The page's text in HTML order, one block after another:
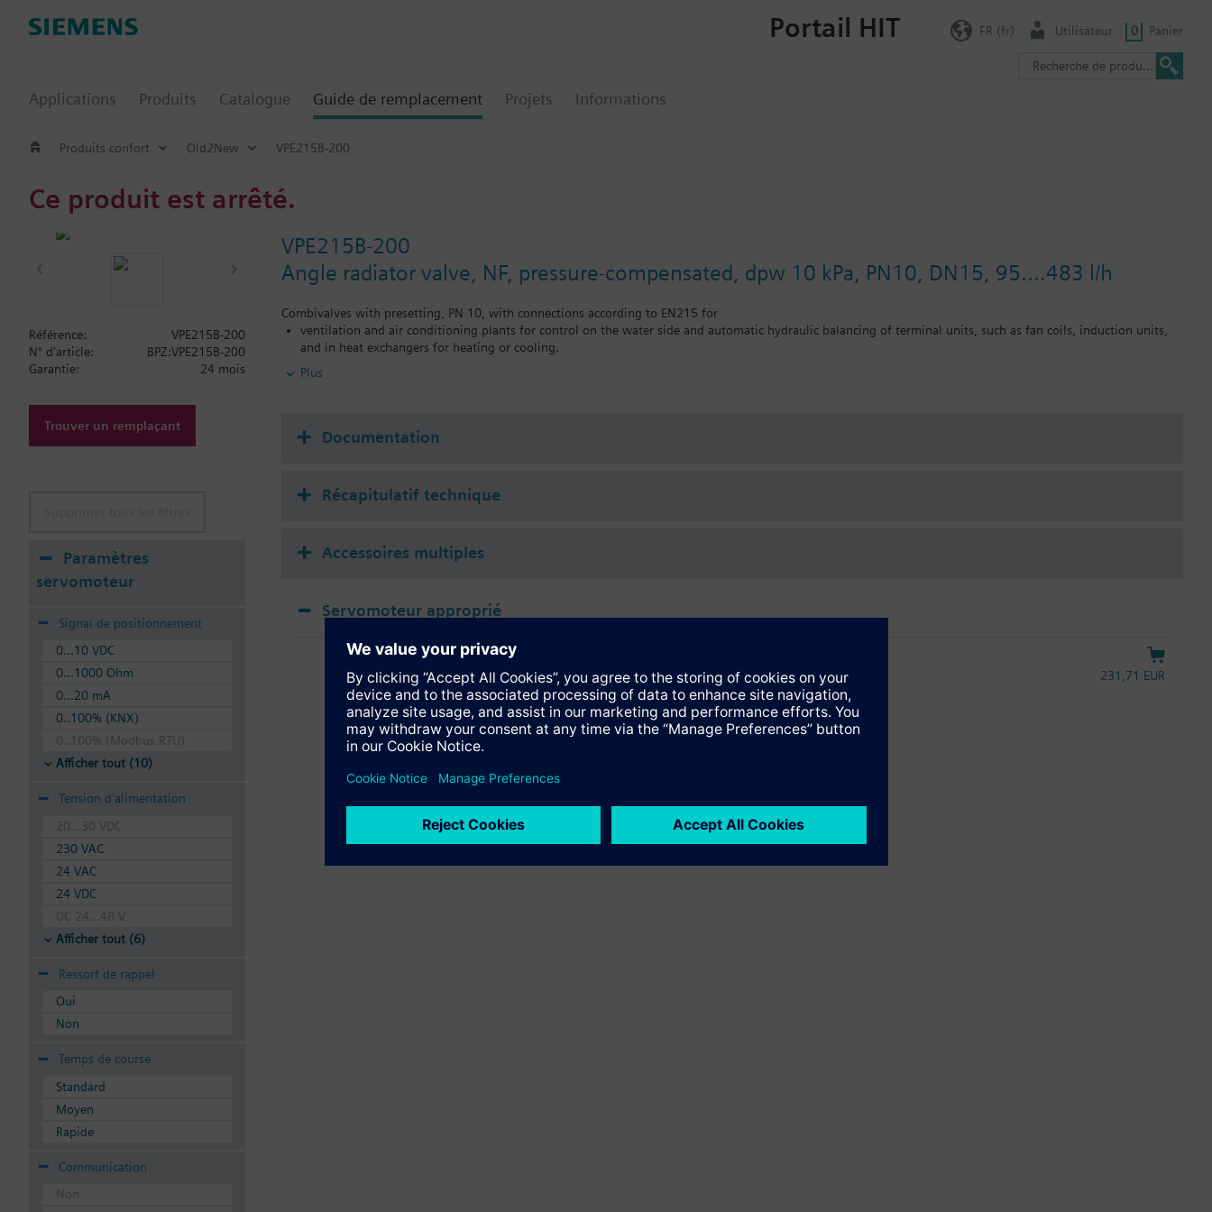
Applications Produits Catalogue Guide de remplacement Projets Informations
Portail HIT FR (fr) Utilisateur 0 Panier
Produits confort Old2New VPE215B-200
Ce produit est arrêté.
VPE215B-200
Angle radiator valve, NF, pressure-compensated, dpw 10 kPa, PN10, DN15, 95....483 l/h
Combivalves with presetting, PN 10, with connections according to EN215 for
ventilation and air conditioning plants for control on the water side and automatic hydraulic balancing of terminal units, such as fan coils, induction units,
and in heat exchangers for heating or cooling.
closed circuits
Suitable media: Water (to VDI 2035), water with anti-freeze.
Plus
Référence:
VPE215B-200
N° d'article:
BPZ:VPE215B-200
Garantie:
24 mois
Trouver un remplaçant
Paramètres
servomoteur
Signal de positionnement
0...10 VDC
0...1000 Ohm
0...20 mA
0..100% (KNX)
0..100% (Modbus RTU)
Afficher tout (10)
Tension d'alimentation
20...30 VDC
230 VAC
24 VAC
24 VDC
DC 24...48 V
Afficher tout (6)
Ressort de rappel
Oui
Non
Temps de course
Standard
Moyen
Rapide
Communication
Non
Documentation
Récapitulatif technique
Accessoires multiples
Servomoteur approprié
SSA118.09HKN
231,71 EUR